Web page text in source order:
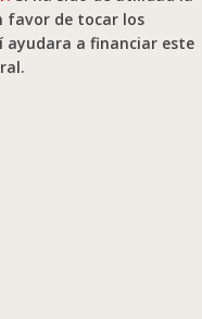
favor de tocar los
ayudara a financiar este